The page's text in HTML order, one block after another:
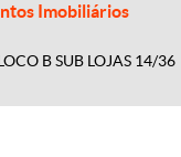
Imobiliários
B SUB LOJAS 14/36